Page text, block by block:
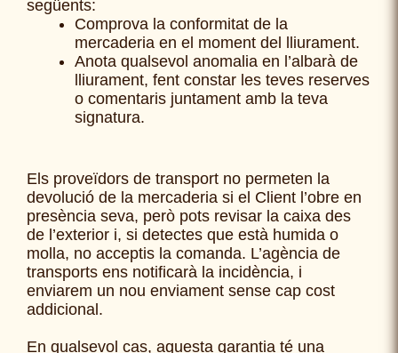
següents:
Comprova la conformitat de la
mercaderia en el moment del lliurament.
Anota qualsevol anomalia en l’albarà de
lliurament, fent constar les teves reserves
o comentaris juntament amb la teva
signatura.
Els proveïdors de transport no permeten la
devolució de la mercaderia si el Client l’obre en
presència seva, però pots revisar la caixa des
de l’exterior i, si detectes que està humida o
molla, no acceptis la comanda. L’agència de
transports ens notificarà la incidència, i
enviarem un nou enviament sense cap cost
addicional.
En qualsevol cas, aquesta garantia té una